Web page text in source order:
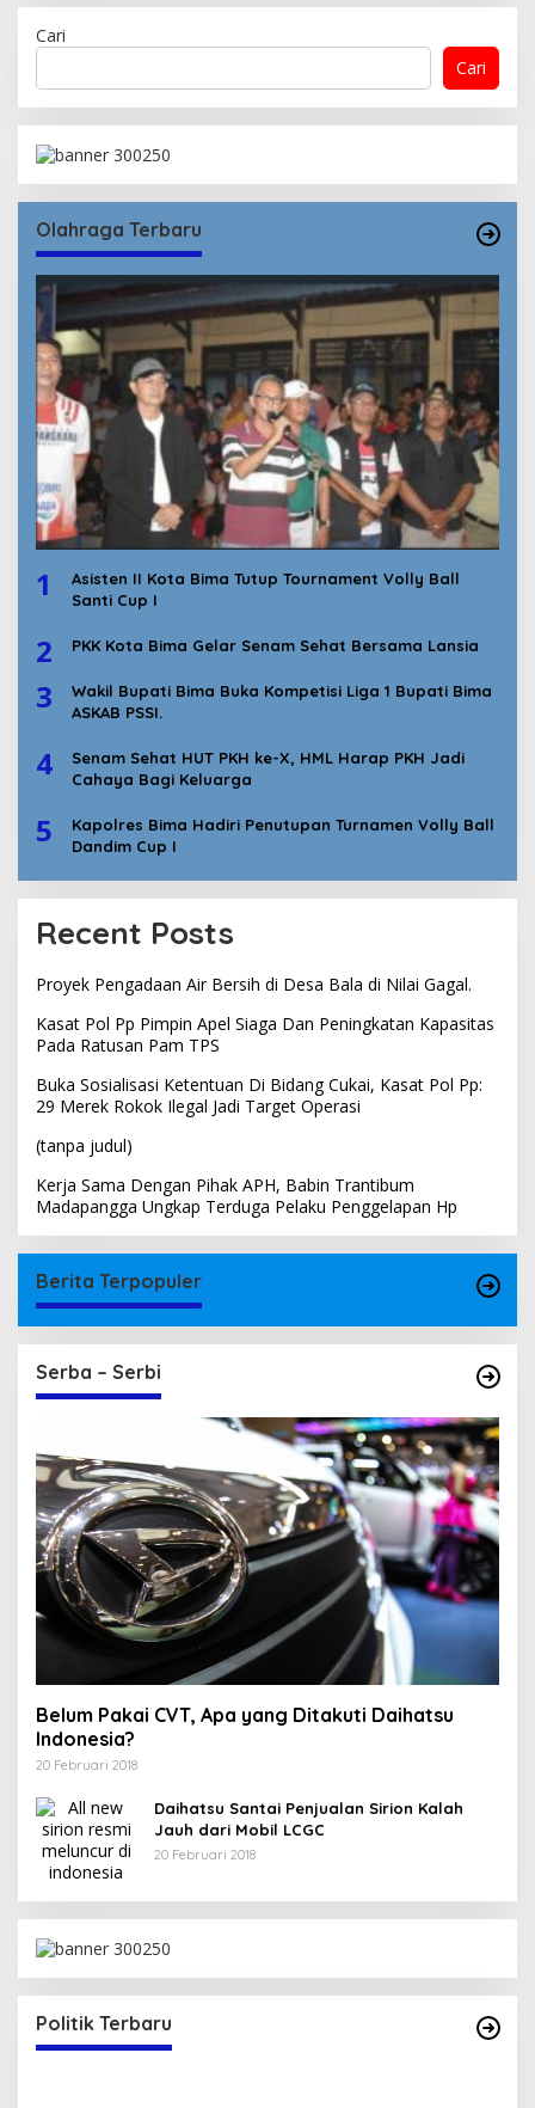
Cari
Cari
Olahraga Terbaru
1
Asisten II Kota Bima Tutup Tournament Volly Ball
Santi Cup I
2 PKK Kota Bima Gelar Senam Sehat Bersama Lansia
3
Wakil Bupati Bima Buka Kompetisi Liga 1 Bupati Bima
ASKAB PSSI.
4
Senam Sehat HUT PKH ke-X, HML Harap PKH Jadi
Cahaya Bagi Keluarga
5
Kapolres Bima Hadiri Penutupan Turnamen Volly Ball
Dandim Cup I
Recent Posts
Proyek Pengadaan Air Bersih di Desa Bala di Nilai Gagal.
Kasat Pol Pp Pimpin Apel Siaga Dan Peningkatan Kapasitas
Pada Ratusan Pam TPS
Buka Sosialisasi Ketentuan Di Bidang Cukai, Kasat Pol Pp:
29 Merek Rokok Ilegal Jadi Target Operasi
(tanpa judul)
Kerja Sama Dengan Pihak APH, Babin Trantibum
Madapangga Ungkap Terduga Pelaku Penggelapan Hp
Berita Terpopuler
Serba – Serbi
Belum Pakai CVT, Apa yang Ditakuti Daihatsu
Indonesia?
20 Februari 2018
Daihatsu Santai Penjualan Sirion Kalah
Jauh dari Mobil LCGC
20 Februari 2018
Politik Terbaru